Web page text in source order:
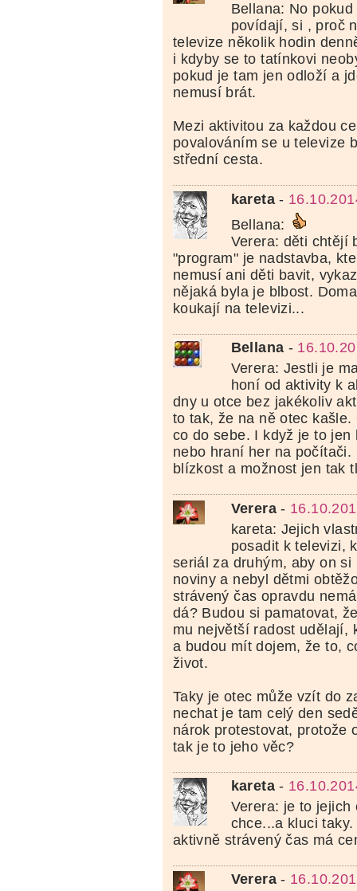
Bellana: No
povídají, si , proč
televize několik hodin
i kdyby se to tatínkovi
pokud je tam jen odloží a
nemusí brát.
Mezi aktivitou za každou
povalováním se u televize
střední cesta.
kareta-
Bellana:
Verera: děti chtějí
"program" je nadstavba,
nemusí ani děti bavit,
nějaká byla je blbost.
koukají na televizi...
Bellana -
Verera: Jestli je
honí od aktivity k
dny u otce bez jakékoliv
to tak, že na ně otec
co do sebe. I když je to
nebo hraní her na počítači.
blízkost a možnost jen tak
Verera-
kareta: Jejich
posadit k televizi,
seriál za druhým, aby on
noviny a nebyl dětmi
strávený čas opravdu
dá? Budou si pamatovat,
mu největší radost udělají,
a budou mít dojem, že to,
život.
Taky je otec může vzít do
nechat je tam celý den
nárok protestovat, protože
tak je to jeho věc?
kareta-
Verera: je to jejich
chce...a kluci
aktivně strávený čas má
Verera-